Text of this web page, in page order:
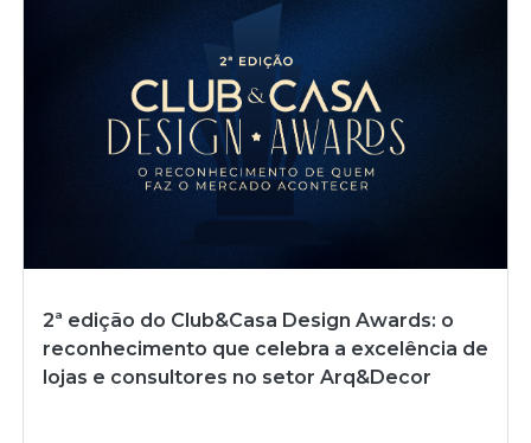
2ª edição do Club&Casa Design Awards: o
reconhecimento que celebra a excelência de
lojas e consultores no setor Arq&Decor